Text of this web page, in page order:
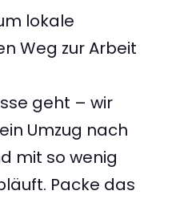
lokale
Weg zur Arbeit
geht – wir
Umzug nach
mit so wenig
Packe das